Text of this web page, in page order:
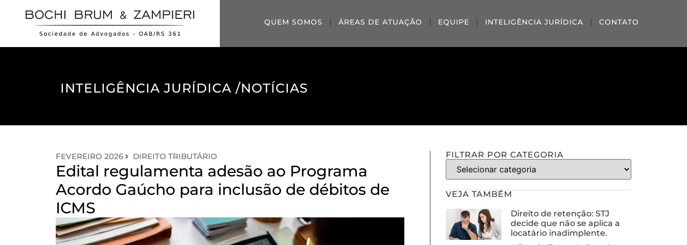
QUEM SOMOS ÁREAS DE ATUAÇÃO EQUIPE INTELIGÊNCIA JURÍDICA CONTATO
INTELIGÊNCIA JURÍDICA /NOTÍCIAS
FEVEREIRO 2026 DIREITO TRIBUTÁRIO
Edital regulamenta adesão ao Programa
Acordo Gaúcho para inclusão de débitos de
ICMS
FILTRAR POR CATEGORIA
VEJA TAMBÉM
Direito de retenção: STJ
decide que não se aplica a
locatário inadimplente.